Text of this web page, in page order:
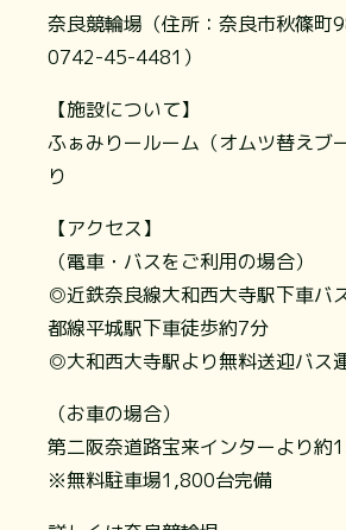
奈良競輪場（住所：奈良市秋篠町
0742-45-4481）
【施設について】
ふぁみりールーム（オムツ替えブ
り
【アクセス】
（電車・バスをご利用の場合）
◎近鉄奈良線大和西大寺駅下車バ
都線平城駅下車徒歩約7分
◎大和西大寺駅より無料送迎バス
（お車の場合）
第二阪奈道路宝来インターより約
※無料駐車場1,800台完備